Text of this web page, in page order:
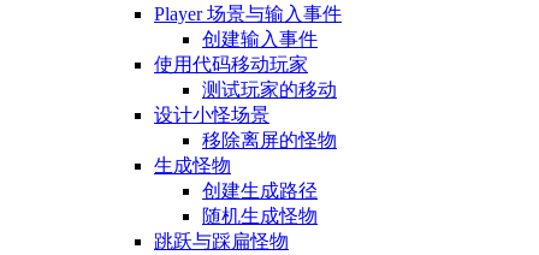
Player 场景与输入事件
创建输入事件
使用代码移动玩家
测试玩家的移动
设计小怪场景
移除离屏的怪物
生成怪物
创建生成路径
随机生成怪物
跳跃与踩扁怪物